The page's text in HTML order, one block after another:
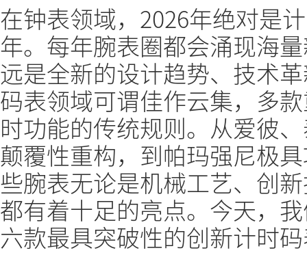
在钟表领域，2026年绝对是
年。每年腕表圈都会涌现海
远是全新的设计趋势、技术
码表领域可谓佳作云集，多
时功能的传统规则。从爱彼
颠覆性重构，到帕玛强尼极
些腕表无论是机械工艺、创
都有着十足的亮点。今天，
六款最具突破性的创新计时